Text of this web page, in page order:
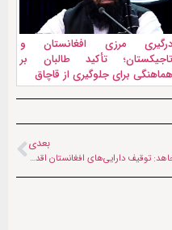
درگیری مرزی افغانستان و
تاجیکستان؛ تأکید طالبان بر
هماهنگی برای جلوگیری از قاچاق
بعدی
مجاهد: توقیف دارایی‌های افغانستان اقدامی ظالمانه است